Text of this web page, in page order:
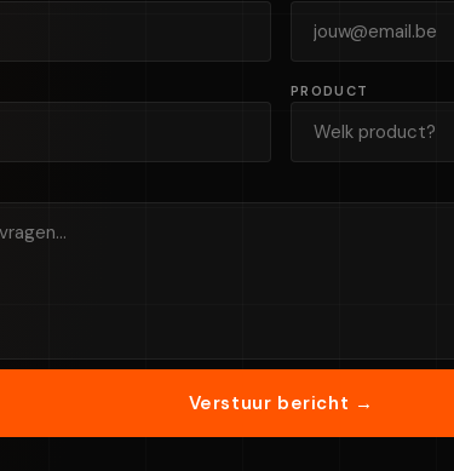
PRODUCT
Verstuur bericht →